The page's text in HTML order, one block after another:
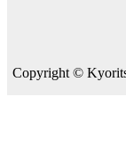
Copyright ©